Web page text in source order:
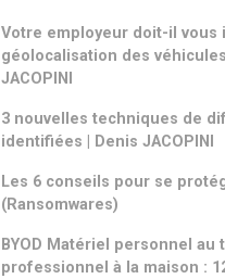
Votre employeur doit-il vous
géolocalisation des
JACOPINI
3 nouvelles techniques de
identifiées | Denis JACOPINI
Les 6 conseils pour se
(Ransomwares)
BYOD Matériel personnel au
professionnel à la maison :